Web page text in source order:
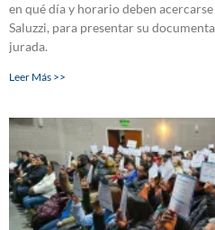
en qué día y horario deben
Saluzzi, para presentar su
jurada.
Leer Más >>